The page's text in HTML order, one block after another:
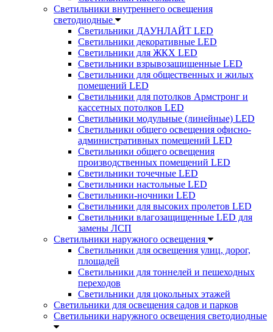
Светильники внутреннего освещения
светодиодные
Светильники ДАУНЛАЙТ LED
Светильники декоративные LED
Светильники для ЖКХ LED
Светильники взрывозащищенные LED
Светильники для общественных и жилых
помещений LED
Светильники для потолков Армстронг и
кассетных потолков LED
Светильники модульные (линейные) LED
Светильники общего освещения офисно-
административных помещений LED
Светильники общего освещения
производственных помещений LED
Светильники точечные LED
Светильники настольные LED
Светильники-ночники LED
Светильники для высоких пролетов LED
Светильники влагозащищенные LED для
замены ЛСП
Светильники наружного освещения
Светильники для освещения улиц, дорог,
площадей
Светильники для тоннелей и пешеходных
переходов
Светильники для цокольных этажей
Светильники для освещения садов и парков
Светильники наружного освещения светодиодные